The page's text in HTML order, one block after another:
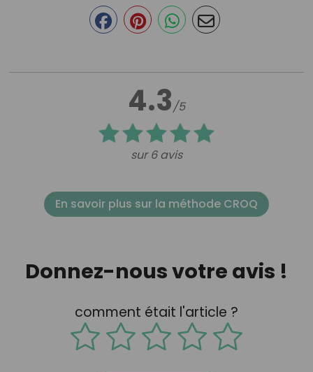
4.3/5
sur 6 avis
En savoir plus sur la méthode CROQ
Donnez-nous votre avis !
comment était l'article ?